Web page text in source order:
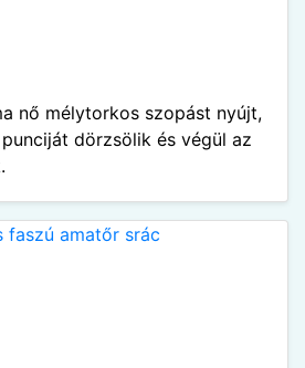
nő mélytorkos szopást nyújt,
dörzsölik és végül az